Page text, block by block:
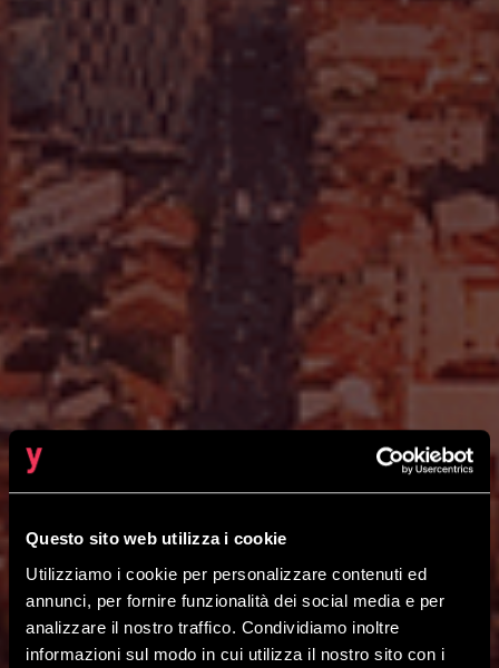
Questo sito web utilizza i cookie
Utilizziamo i cookie per personalizzare contenuti ed
annunci, per fornire funzionalità dei social media e per
analizzare il nostro traffico. Condividiamo inoltre
informazioni sul modo in cui utilizza il nostro sito con i